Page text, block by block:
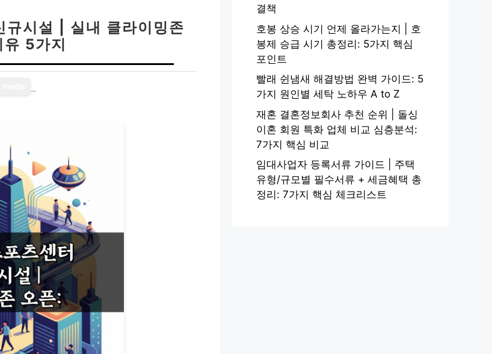
시설 | 실내 클라이밍존
5가지
결책
호봉 상승 시기 언제 올라가는지 | 호
봉제 승급 시기 총정리: 5가지 핵심
포인트
빨래 쉰냄새 해결방법 완벽 가이드: 5
가지 원인별 세탁 노하우 A to Z
재혼 결혼정보회사 추천 순위 | 돌싱
이혼 회원 특화 업체 비교 심층분석:
7가지 핵심 비교
임대사업자 등록서류 가이드 | 주택
유형/규모별 필수서류 + 세금혜택 총
정리: 7가지 핵심 체크리스트